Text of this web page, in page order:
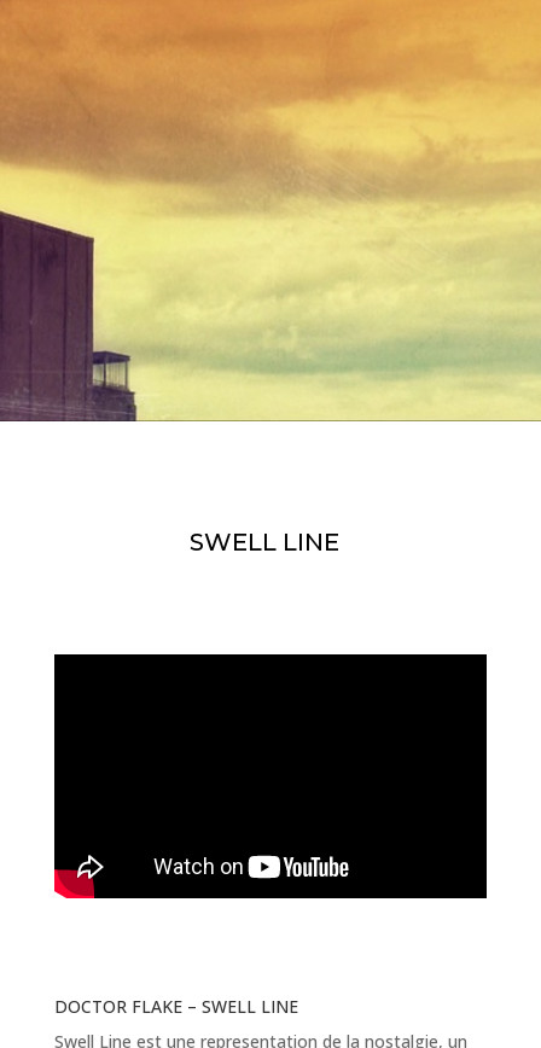
SWELL LINE
DOCTOR FLAKE – SWELL LINE
Swell Line est une representation de la nostalgie, un